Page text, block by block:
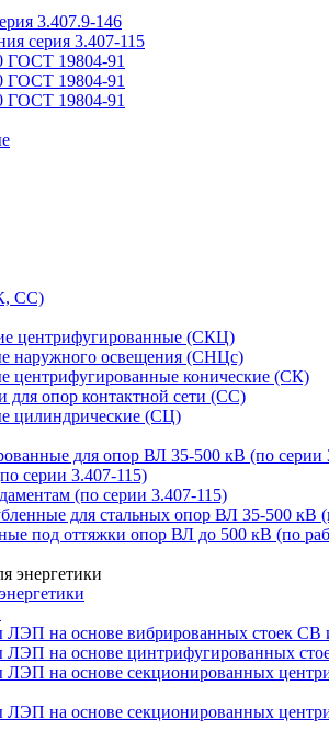
3.407.9-146
серия 3.407-115
ГОСТ 19804-91
ГОСТ 19804-91
ГОСТ 19804-91
СС)
центрифугированные (СКЦ)
наружного освещения (СНЦс)
центрифугированные конические (СК)
для опор контактной сети (СС)
цилиндрические (СЦ)
для опор ВЛ 35-500 кВ (по серии
серии 3.407-115)
(по серии 3.407-115)
для стальных опор ВЛ 35-500 кВ
под оттяжки опор ВЛ до 500 кВ (по
ЛЭП на основе вибрированных стоек
ЛЭП на основе цинтрифугированных
ЛЭП на основе секционированных
ЛЭП на основе секционированных